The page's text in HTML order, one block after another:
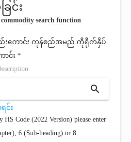
င်း
search function
လည်းကောင်း ကုန်စည်အမည် ကိုရိုက်နှိပ်
ာင်း *
search
င်း
HS Code (2022 Version) please enter
6 (Sub-heading) or 8